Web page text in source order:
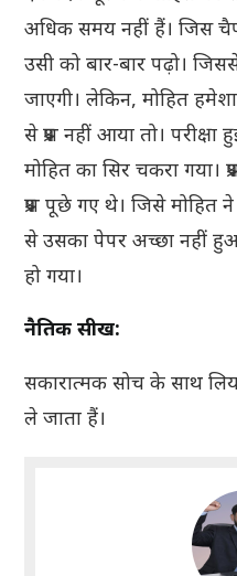
अधिक समय नहीं हैं। जिस
उसी को बार-बार पढ़ो।
जाएगी। लेकिन, मोहित
से प्रश्न नहीं आया तो।
मोहित का सिर चकरा गया।
प्रश्न पूछे गए थे। जिसे
से उसका पेपर अच्छा नहीं
हो गया।
नैतिक सीख:
सकारात्मक सोच के साथ
ले जाता हैं।